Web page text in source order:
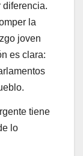
diferencia.
la
joven
es clara:
tiene
lo